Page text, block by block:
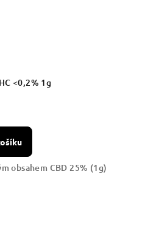
<0,2% 1g
obsahem CBD 25% (1g)